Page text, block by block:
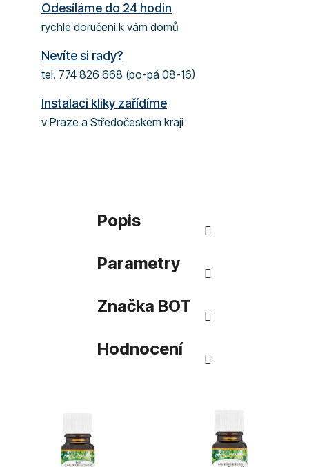
Odesíláme do 24 hodin
rychlé doručení k vám domů
Nevíte si rady?
tel. 774 826 668 (po-pá 08-16)
Instalaci kliky zařídíme
v Praze a Středočeském kraji
Popis
Parametry
Značka BOT
Hodnocení